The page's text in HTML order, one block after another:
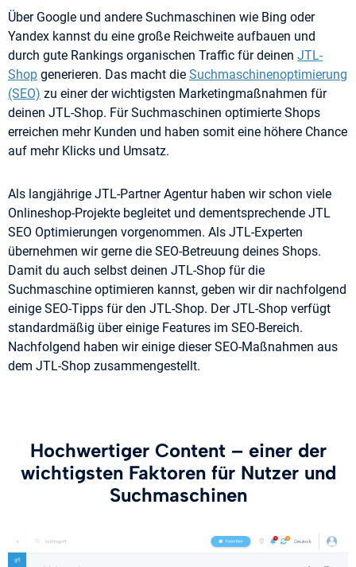
Über Google und andere Suchmaschinen wie Bing oder
Yandex kannst du eine große Reichweite aufbauen und
durch gute Rankings organischen Traffic für deinen JTL-
Shop generieren. Das macht die Suchmaschinenoptimierung
(SEO) zu einer der wichtigsten Marketingmaßnahmen für
deinen JTL-Shop. Für Suchmaschinen optimierte Shops
erreichen mehr Kunden und haben somit eine höhere Chance
auf mehr Klicks und Umsatz.
Als langjährige JTL-Partner Agentur haben wir schon viele
Onlineshop-Projekte begleitet und dementsprechende JTL
SEO Optimierungen vorgenommen. Als JTL-Experten
übernehmen wir gerne die SEO-Betreuung deines Shops.
Damit du auch selbst deinen JTL-Shop für die
Suchmaschine optimieren kannst, geben wir dir nachfolgend
einige SEO-Tipps für den JTL-Shop. Der JTL-Shop verfügt
standardmäßig über einige Features im SEO-Bereich.
Nachfolgend haben wir einige dieser SEO-Maßnahmen aus
dem JTL-Shop zusammengestellt.
Hochwertiger Content – einer der
wichtigsten Faktoren für Nutzer und
Suchmaschinen